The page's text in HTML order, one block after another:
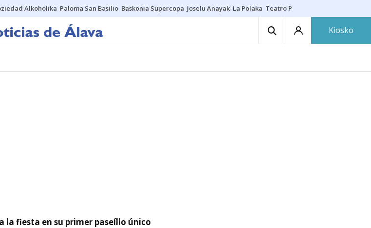
Alkoholika Paloma San Basilio Baskonia Supercopa Joselu Anayak La Polaka Teatro Principal
Kiosko
la fiesta en su primer paseíllo único